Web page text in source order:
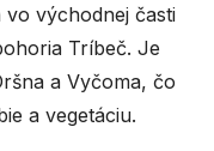
vo východnej časti
Tríbeč. Je
a Vyčoma, čo
a vegetáciu.